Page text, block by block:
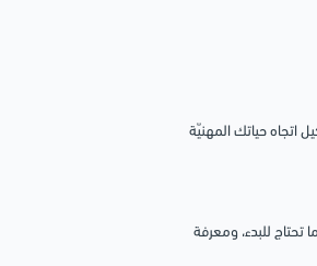
اتجاه حياتك المهنيّة
تحتاج للبدء، ومعرفة